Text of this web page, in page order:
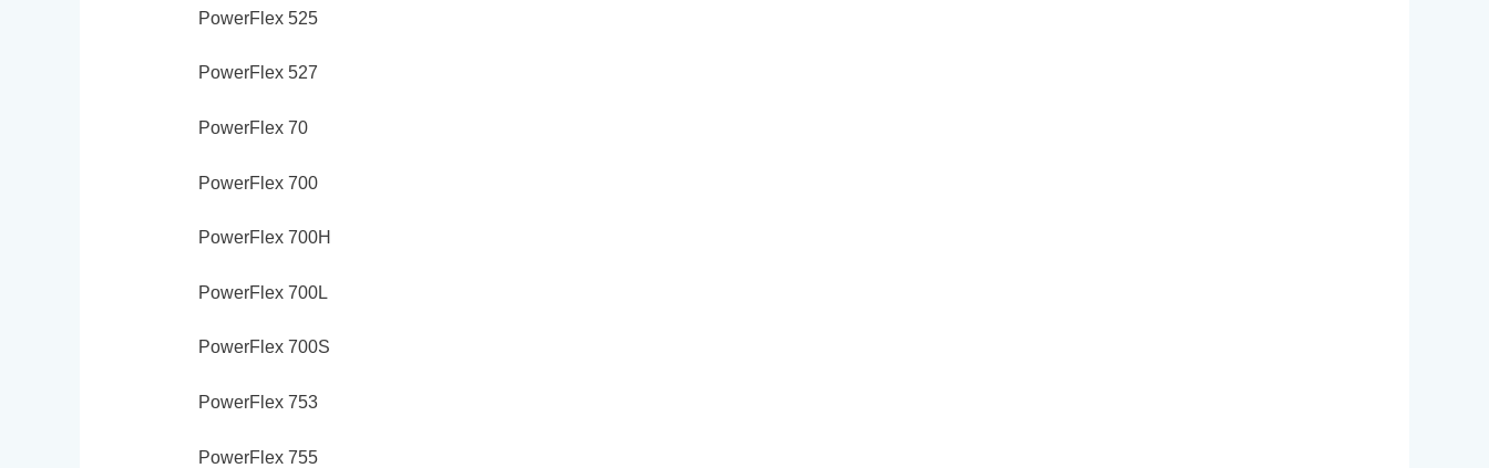
PowerFlex 525
PowerFlex 527
PowerFlex 70
PowerFlex 700
PowerFlex 700H
PowerFlex 700L
PowerFlex 700S
PowerFlex 753
PowerFlex 755